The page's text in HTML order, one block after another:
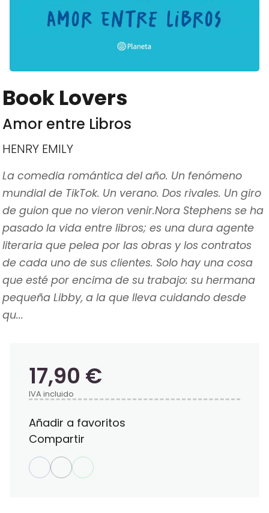
Book Lovers
Amor entre Libros
HENRY EMILY
La comedia romántica del año. Un fenómeno
mundial de TikTok. Un verano. Dos rivales. Un giro
de guion que no vieron venir.Nora Stephens se ha
pasado la vida entre libros; es una dura agente
literaria que pelea por las obras y los contratos
de cada uno de sus clientes. Solo hay una cosa
que esté por encima de su trabajo: su hermana
pequeña Libby, a la que lleva cuidando desde
qu...
17,90 €
IVA incluido
Añadir a favoritos
Compartir